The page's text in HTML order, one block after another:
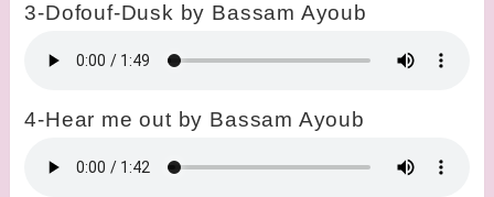
3-Dofouf-Dusk by Bassam Ayoub
4-Hear me out by Bassam Ayoub